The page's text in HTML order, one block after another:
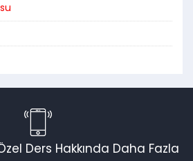
Ders Hakkında Daha Fazla